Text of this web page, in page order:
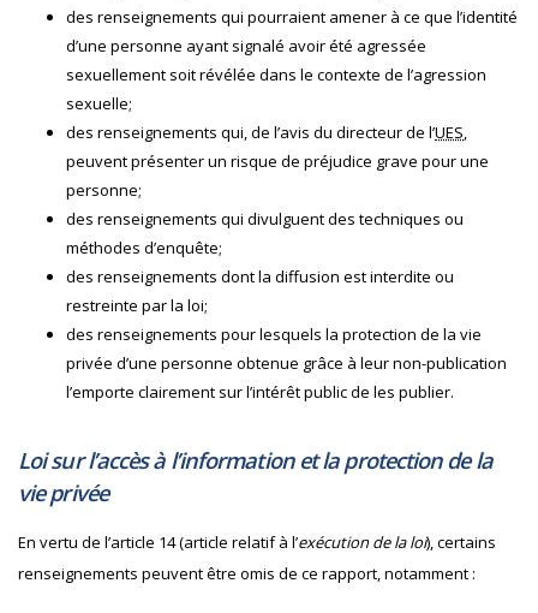
des renseignements qui pourraient amener à ce que l’identité
d’une personne ayant signalé avoir été agressée
sexuellement soit révélée dans le contexte de l’agression
sexuelle;
des renseignements qui, de l’avis du directeur de l’UES,
peuvent présenter un risque de préjudice grave pour une
personne;
des renseignements qui divulguent des techniques ou
méthodes d’enquête;
des renseignements dont la diffusion est interdite ou
restreinte par la loi;
des renseignements pour lesquels la protection de la vie
privée d’une personne obtenue grâce à leur non-publication
l’emporte clairement sur l’intérêt public de les publier.
Loi sur l’accès à l’information et la protection de la
vie privée
En vertu de l’article 14 (article relatif à l’exécution de la loi), certains
renseignements peuvent être omis de ce rapport, notamment :